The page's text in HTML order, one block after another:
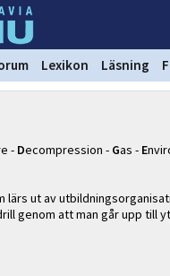
Lexikon Läsning
- Decompression - Gas - E
ut av
genom att man går upp